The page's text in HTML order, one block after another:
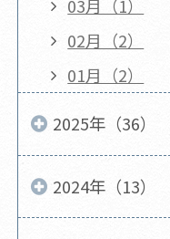
03月（1）
02月（2）
01月（2）
2025年（36）
2024年（13）